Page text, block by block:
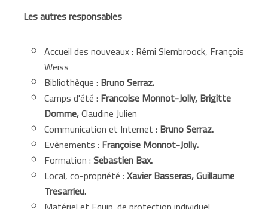
Les autres responsables
Accueil des nouveaux : Rémi Slembroock, François
Weiss
Bibliothèque : Bruno Serraz.
Camps d'été : Francoise Monnot-Jolly,Brigitte
Domme,Claudine Julien
Communication et Internet : Bruno Serraz.
Evènements : Françoise Monnot-Jolly.
Formation :Sebastien Bax.
Local, co-propriété :Xavier Basseras, Guillaume
Tresarrieu.